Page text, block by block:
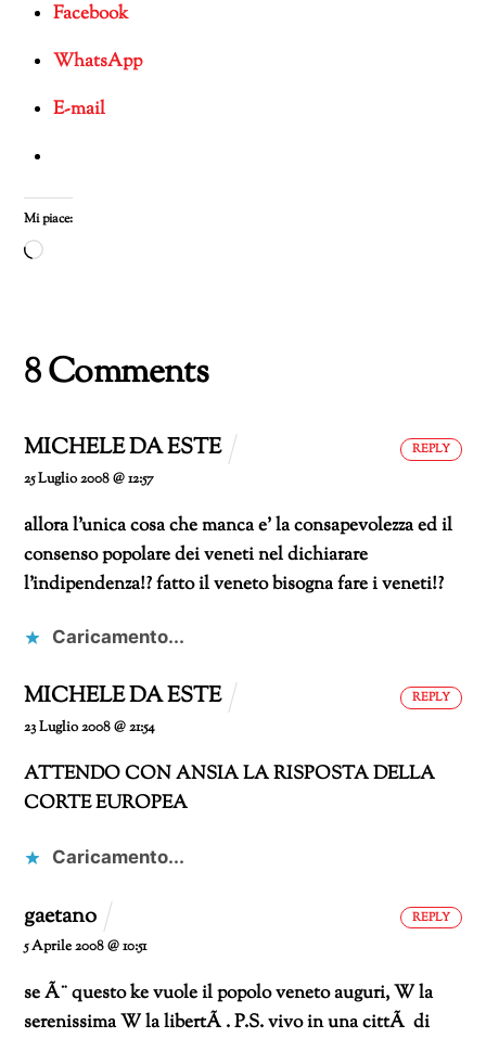
Facebook
WhatsApp
E-mail
Mi piace:
Caricamento
8 Comments
MICHELE DA ESTE
25 Luglio 2008 @ 12:57
allora l’unica cosa che manca e’ la consapevolezza ed il
consenso popolare dei veneti nel dichiarare
l’indipendenza!? fatto il veneto bisogna fare i veneti!?
Caricamento...
REPLY
MICHELE DA ESTE
23 Luglio 2008 @ 21:54
ATTENDO CON ANSIA LA RISPOSTA DELLA
CORTE EUROPEA
Caricamento...
REPLY
gaetano
5 Aprile 2008 @ 10:51
se Ã¨ questo ke vuole il popolo veneto auguri, W la
serenissima W la libertÃ .P.S. vivo in una cittÃ di
REPLY